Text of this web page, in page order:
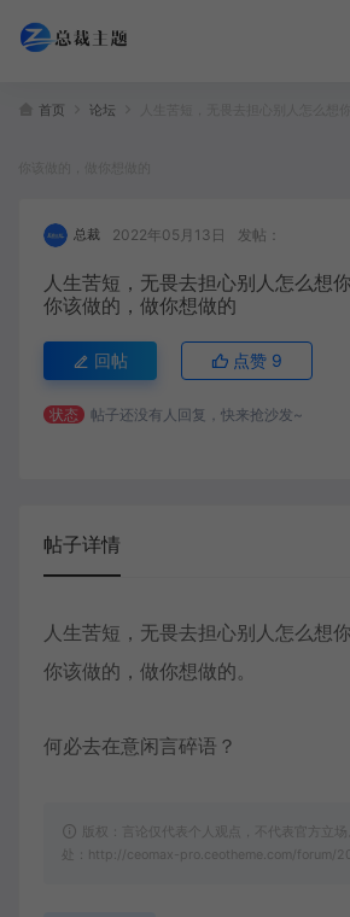
首页 论坛
总裁 2022年05月13日 发帖：
人生苦短，无畏去担心别人怎么想
你该做的，做你想做的
回帖 点赞 9
状态 帖子还没有人回复，快来抢沙发~
帖子详情
人生苦短，无畏去担心别人怎么想
你该做的，做你想做的。
何必去在意闲言碎语？
版权：言论仅代表个人观点，不代表官方立场
处：http://ceomax-pro.ceotheme.com/forum/